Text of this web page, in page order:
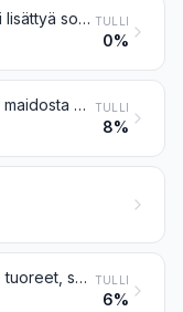
Hera, myös tiivistetty tai lisättyä sokeria tai muuta makeutusainetta sisältävä; muualle kuulumattomat maidon luonnollisista aineosista koostuvat tuotteet, myös sokeria tai muuta makeutusainetta sisältävät TULLI
0%
Voi ja muut maitorasvat; maidosta valmistetut levitteet TULLI
8%
Kuorelliset linnunmunat, tuoreet, säilötyt tai keitetyt TULLI
6%